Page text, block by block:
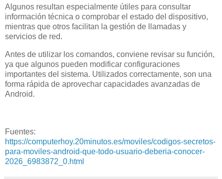
Algunos resultan especialmente útiles para consultar
información técnica o comprobar el estado del dispositivo,
mientras que otros facilitan la gestión de llamadas y
servicios de red.
Antes de utilizar los comandos, conviene revisar su función,
ya que algunos pueden modificar configuraciones
importantes del sistema. Utilizados correctamente, son una
forma rápida de aprovechar capacidades avanzadas de
Android.
Fuentes:
https://computerhoy.20minutos.es/moviles/codigos-secretos-
para-moviles-android-que-todo-usuario-deberia-conocer-
2026_6983872_0.html